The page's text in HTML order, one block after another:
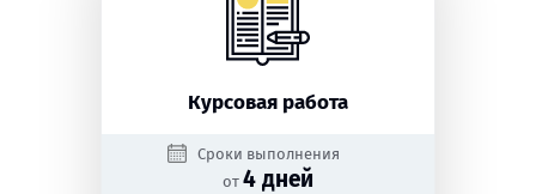
Курсовая работа
Сроки выполнения
от 4 дней